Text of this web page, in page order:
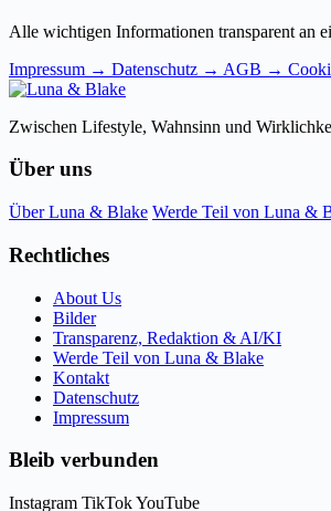
Alle wichtigen Informationen transparent an
Impressum → Datenschutz → AGB →
Zwischen Lifestyle, Wahnsinn und
Über uns
Über Luna & Blake Werde Teil von Luna &
Rechtliches
About Us
Bilder
Transparenz, Redaktion & AI/KI
Werde Teil von Luna & Blake
Kontakt
Datenschutz
Impressum
Bleib verbunden
Instagram TikTokYouTube